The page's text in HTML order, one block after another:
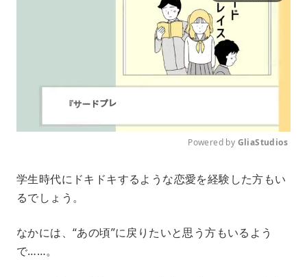
u
Powered by GliaStudios
学生時代にドキドキするような恋愛を経験した方もい
るでしょう。
なかには、“あの頃”に戻りたいと思う方もいるよう
で……。